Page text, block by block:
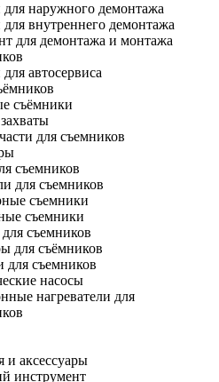
наружного демонтажа
внутреннего демонтажа
для демонтажа и монтажа
автосервиса
съёмники
для съемников
съемников
для съемников
съемники
съемники
съемников
для съёмников
съемников
насосы
нагреватели для
и аксессуары
инструмент